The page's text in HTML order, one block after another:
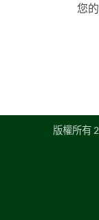
您
版權所有